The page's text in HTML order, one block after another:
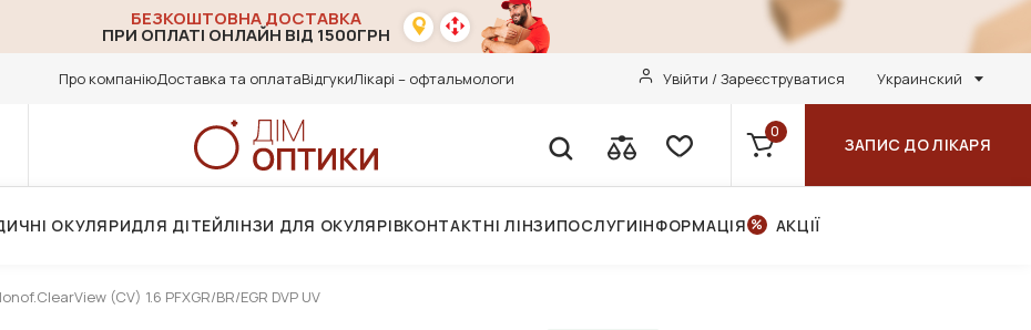
БЕЗКОШТОВНА ДОСТАВКА
ПРИ ОПЛАТІ ОНЛАЙН ВІД 1500ГРН
Про компаніюДоставка та оплатаВідгукиЛікарі – офтальмологи Увійти / Зареєструватися Украинский
0
ЗАПИС ДО ЛІКАРЯ
ОКУЛЯРИДЛЯ ДІТЕЙЛІНЗИ ДЛЯ ОКУЛЯРІВКОНТАКТНІ ЛІНЗИПОСЛУГИІНФОРМАЦІЯ АКЦІЇ
(CV) 1.6 PFXGR/BR/EGR DVP UV